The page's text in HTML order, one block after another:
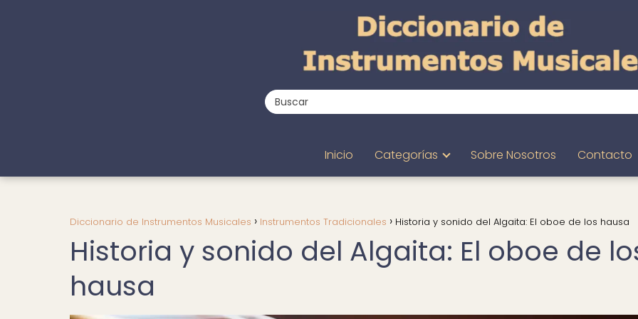
Inicio Categorías Sobre Nosotros Contacto
Diccionario de Instrumentos Musicales Instrumentos Tradicionales Historia y sonido del Algaita: El oboe de los hausa
Historia y sonido del Algaita: El oboe de
hausa